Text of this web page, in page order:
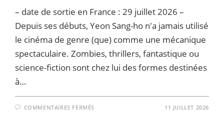
– date de sortie en France : 29 juillet 2026 –
Depuis ses débuts, Yeon Sang-ho n'a jamais utilisé
le cinéma de genre (que) comme une mécanique
spectaculaire. Zombies, thrillers, fantastique ou
science-fiction sont chez lui des formes destinées
à…
COMMENTAIRES FERMÉS 11 JUILLET 2026